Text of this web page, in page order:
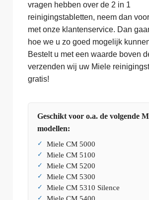
vragen hebben over de 2 in 1
reinigingstabletten, neem dan
met onze klantenservice. Dan
hoe we u zo goed mogelijk
Bestelt u met een waarde boven
verzenden wij uw Miele
gratis!
Geschikt voor o.a. de volgende
modellen:
Miele CM 5000
Miele CM 5100
Miele CM 5200
Miele CM 5300
Miele CM 5310 Silence